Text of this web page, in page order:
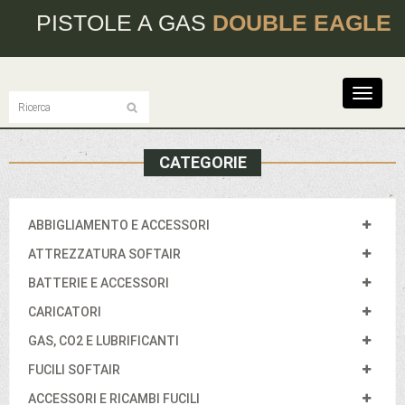
PISTOLE A GAS DOUBLE EAGLE
Toggle
CATEGORIE
ABBIGLIAMENTO E ACCESSORI
ATTREZZATURA SOFTAIR
BATTERIE E ACCESSORI
CARICATORI
GAS, CO2 E LUBRIFICANTI
FUCILI SOFTAIR
ACCESSORI E RICAMBI FUCILI